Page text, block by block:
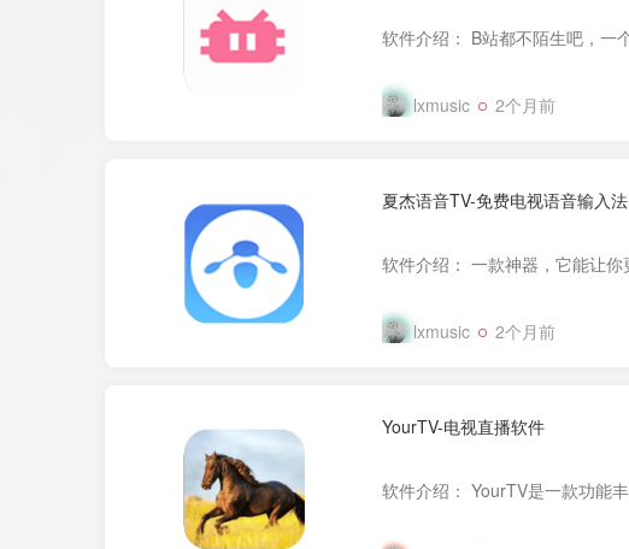
lxmusic 2个月前
夏杰语音TV-免费电视语音输入法
lxmusic 2个月前
YourTV-电视直播软件